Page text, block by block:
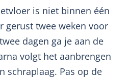
is niet binnen één
gerust twee weken voor
dagen ga je aan de
volgt het aanbrengen
schraplaag. Pas op de